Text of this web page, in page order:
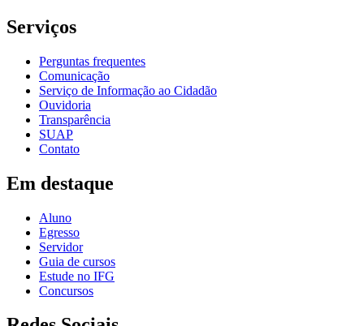
Serviços
Perguntas frequentes
Comunicação
Serviço de Informação ao Cidadão
Ouvidoria
Transparência
SUAP
Contato
Em destaque
Aluno
Egresso
Servidor
Guia de cursos
Estude no IFG
Concursos